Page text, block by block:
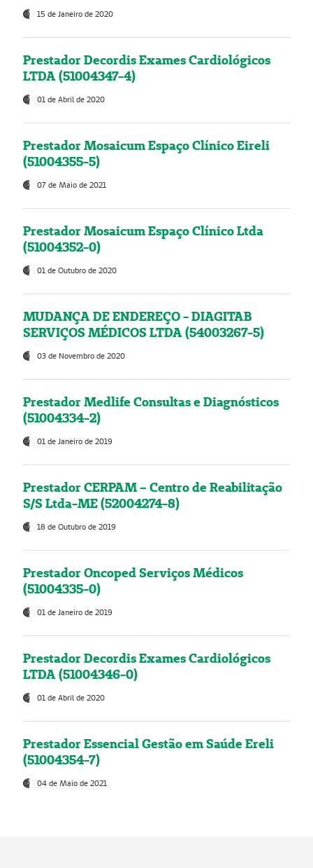
15 de Janeiro de 2020
Prestador Decordis Exames Cardiológicos
LTDA (51004347-4)
01 de Abril de 2020
Prestador Mosaicum Espaço Clínico Eireli
(51004355-5)
07 de Maio de 2021
Prestador Mosaicum Espaço Clínico Ltda
(51004352-0)
01 de Outubro de 2020
MUDANÇA DE ENDEREÇO - DIAGITAB
SERVIÇOS MÉDICOS LTDA (54003267-5)
03 de Novembro de 2020
Prestador Medlife Consultas e Diagnósticos
(51004334-2)
01 de Janeiro de 2019
Prestador CERPAM – Centro de Reabilitação
S/S Ltda-ME (52004274-8)
18 de Outubro de 2019
Prestador Oncoped Serviços Médicos
(51004335-0)
01 de Janeiro de 2019
Prestador Decordis Exames Cardiológicos
LTDA (51004346-0)
01 de Abril de 2020
Prestador Essencial Gestão em Saúde Ereli
(51004354-7)
04 de Maio de 2021